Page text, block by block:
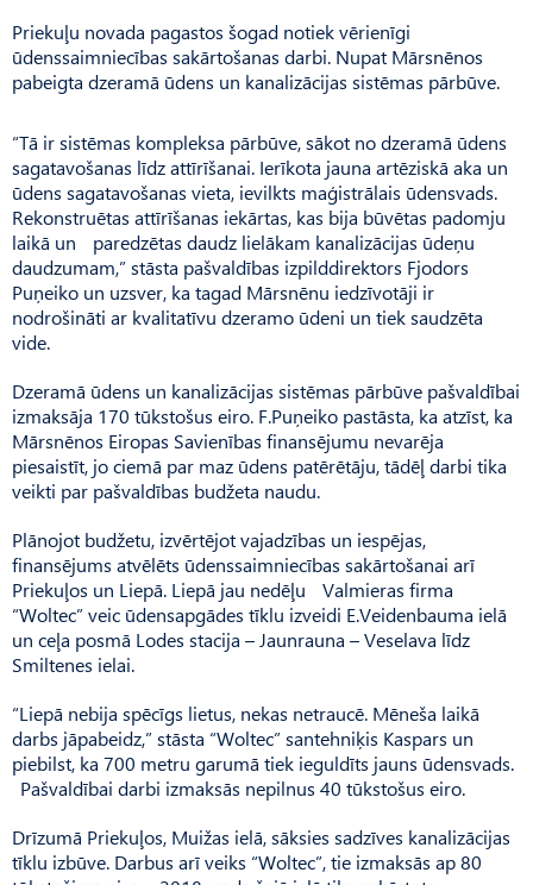
Priekuļu novada pagastos šogad notiek vērienīgi
ūdenssaimniecības sakārtošanas darbi. Nupat Mārsnēnos
pabeigta dzeramā ūdens un kanalizācijas sistēmas pārbūve.
“Tā ir sistēmas kompleksa pārbūve, sākot no dzeramā ūdens
sagatavošanas līdz attīrīšanai. Ierīkota jauna artēziskā aka un
ūdens sagatavošanas vieta, ievilkts maģistrālais ūdensvads.
Rekonstruētas attīrīšanas iekārtas, kas bija būvētas padomju
laikā un paredzētas daudz lielākam kanalizācijas ūdeņu
daudzumam,” stāsta pašvaldības izpild­direktors Fjodors
Puņeiko un uzsver, ka tagad Mārsnēnu iedzīvotāji ir
nodrošināti ar kvalitatīvu dzeramo ūdeni un tiek saudzēta
vide.
Dzeramā ūdens un kanalizācijas sistēmas pārbūve pašvaldībai
izmaksāja 170 tūkstošus eiro. F.Puņeiko pastāsta, ka atzīst, ka
Mārsnēnos Eiropas Savienības finansējumu nevarēja
piesaistīt, jo ciemā par maz ūdens patērētāju, tādēļ darbi tika
veikti par pašvaldības budžeta naudu.
Plānojot budžetu, izvērtējot vajadzības un iespējas,
finansējums atvēlēts ūdenssaimniecības sakārtošanai arī
Priekuļos un Liepā. Liepā jau nedēļu Valmieras firma
“Woltec” veic ūdensapgādes tīklu izveidi E.Veidenbauma ielā
un ceļa posmā Lodes stacija – Jaunrauna – Veselava līdz
Smiltenes ielai.
“Liepā nebija spēcīgs lietus, nekas netraucē. Mēneša laikā
darbs jāpabeidz,” stāsta “Woltec” santehniķis Kaspars un
piebilst, ka 700 metru garumā tiek ieguldīts jauns ūdensvads.
Pašvaldībai darbi izmaksās nepilnus 40 tūkstošus eiro.
Drīzumā Priekuļos, Muižas ielā, sāksies sadzīves kanalizācijas
tīklu izbūve. Darbus arī veiks “Woltec”, tie izmaksās ap 80